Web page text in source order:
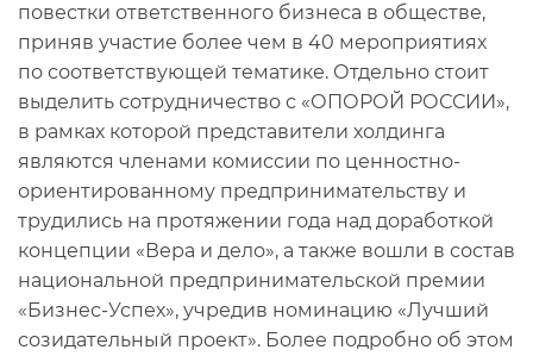
повестки ответственного бизнеса в обществе,
приняв участие более чем в 40 мероприятиях
по соответствующей тематике. Отдельно стоит
выделить сотрудничество с «ОПОРОЙ РОССИИ»,
в рамках которой представители холдинга
являются членами комиссии по ценностно-
ориентированному предпринимательству и
трудились на протяжении года над доработкой
концепции «Вера и дело», а также вошли в состав
национальной предпринимательской премии
«Бизнес-Успех», учредив номинацию «Лучший
созидательный проект». Более подробно об этом